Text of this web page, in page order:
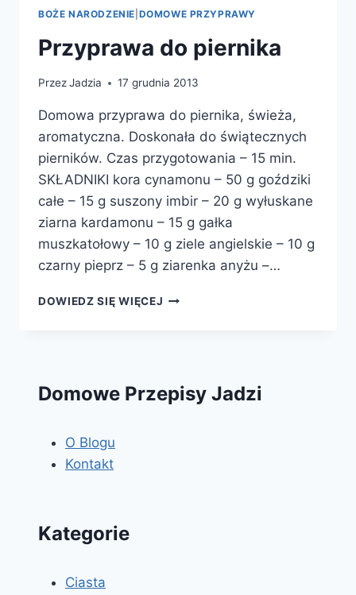
BOŻE NARODZENIE DOMOWE PRZYPRAWY
Przyprawa do piernika
PrzezJadzia 17 grudnia 2013
Domowa przyprawa do piernika, świeża,
aromatyczna. Doskonała do świątecznych
pierników. Czas przygotowania – 15 min.
SKŁADNIKI kora cynamonu – 50 g goździki
całe – 15 g suszony imbir – 20 g wyłuskane
ziarna kardamonu – 15 g gałka
muszkatołowy – 10 g ziele angielskie – 10 g
czarny pieprz – 5 g ziarenka anyżu –…
DOWIEDZ SIĘ WIĘCEJ PRZYPRAWA
Domowe Przepisy Jadzi
O Blogu
Kontakt
Kategorie
Ciasta